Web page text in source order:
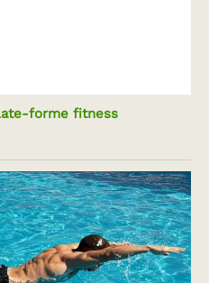
forme fitness